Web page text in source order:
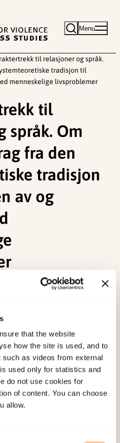
that the website
how the site is used, and to
as videos from external
used only for statistics and
do not use cookies for
of content. You can choose
allow.
Menu
til relasjoner og språk.
tradisjon til
menneskelige livsproblemer
til
språk. Om
fra den
tradisjon
av og
P. (1994). Fra
tradisjon til
med menneskelige
(Red.)Psykologi i
Norsk Psykologforening,